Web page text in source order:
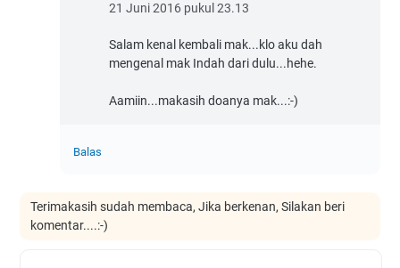
21 Juni 2016 pukul 23.13
Salam kenal kembali mak...klo aku dah
mengenal mak Indah dari dulu...hehe.
Aamiin...makasih doanya mak...:-)
Balas
Terimakasih sudah membaca, Jika berkenan, Silakan beri
komentar....:-)